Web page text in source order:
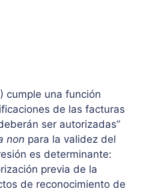
cumple una función
de las facturas
ser autorizadas”
non para la validez del
es determinante:
previa de la
de reconocimiento de